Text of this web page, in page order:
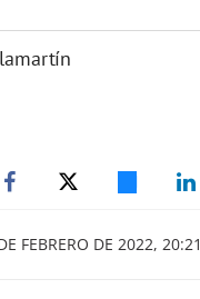
FEBRERO DE 2022, 20:21